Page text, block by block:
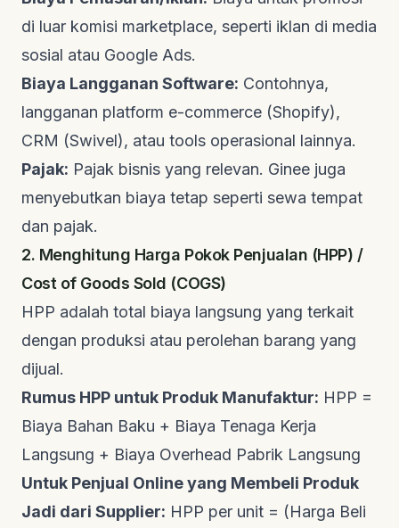
di luar komisi marketplace, seperti iklan di media
sosial atau Google Ads.
Biaya Langganan Software: Contohnya,
langganan platform e-commerce (Shopify),
CRM (Swivel), atau tools operasional lainnya.
Pajak: Pajak bisnis yang relevan. Ginee juga
menyebutkan biaya tetap seperti sewa tempat
dan pajak.
2. Menghitung Harga Pokok Penjualan (HPP) /
Cost of Goods Sold (COGS)
HPP adalah total biaya langsung yang terkait
dengan produksi atau perolehan barang yang
dijual.
Rumus HPP untuk Produk Manufaktur: HPP =
Biaya Bahan Baku + Biaya Tenaga Kerja
Langsung + Biaya Overhead Pabrik Langsung
Untuk Penjual Online yang Membeli Produk
Jadi dari Supplier: HPP per unit = (Harga Beli